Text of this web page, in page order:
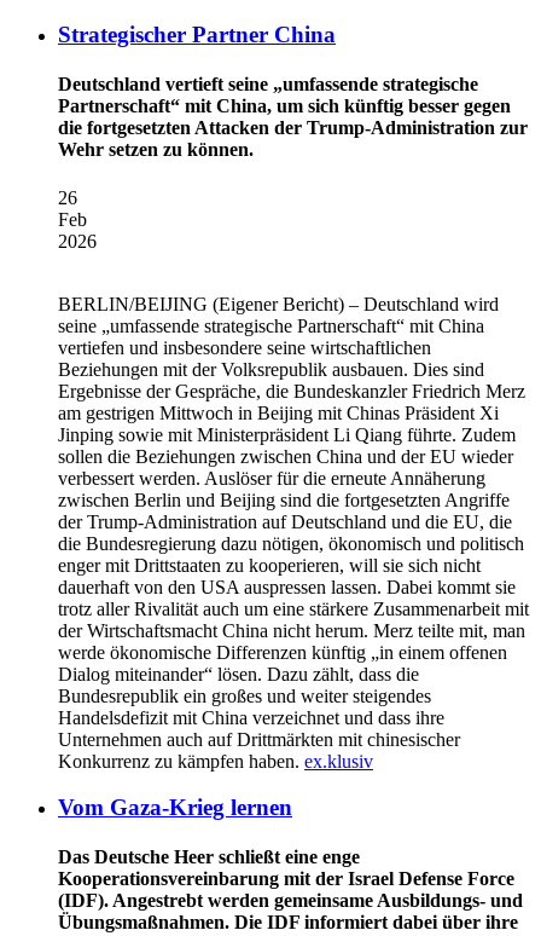
Strategischer Partner China
Deutschland vertieft seine „umfassende strategische
Partnerschaft“ mit China, um sich künftig besser gegen
die fortgesetzten Attacken der Trump-Administration zur
Wehr setzen zu können.
26
Feb
2026
BERLIN/BEIJING (Eigener Bericht) – Deutschland wird
seine „umfassende strategische Partnerschaft“ mit China
vertiefen und insbesondere seine wirtschaftlichen
Beziehungen mit der Volksrepublik ausbauen. Dies sind
Ergebnisse der Gespräche, die Bundeskanzler Friedrich Merz
am gestrigen Mittwoch in Beijing mit Chinas Präsident Xi
Jinping sowie mit Ministerpräsident Li Qiang führte. Zudem
sollen die Beziehungen zwischen China und der EU wieder
verbessert werden. Auslöser für die erneute Annäherung
zwischen Berlin und Beijing sind die fortgesetzten Angriffe
der Trump-Administration auf Deutschland und die EU, die
die Bundesregierung dazu nötigen, ökonomisch und politisch
enger mit Drittstaaten zu kooperieren, will sie sich nicht
dauerhaft von den USA auspressen lassen. Dabei kommt sie
trotz aller Rivalität auch um eine stärkere Zusammenarbeit mit
der Wirtschaftsmacht China nicht herum. Merz teilte mit, man
werde ökonomische Differenzen künftig „in einem offenen
Dialog miteinander“ lösen. Dazu zählt, dass die
Bundesrepublik ein großes und weiter steigendes
Handelsdefizit mit China verzeichnet und dass ihre
Unternehmen auch auf Drittmärkten mit chinesischer
Konkurrenz zu kämpfen haben. ex.klusiv
Vom Gaza-Krieg lernen
Das Deutsche Heer schließt eine enge
Kooperationsvereinbarung mit der Israel Defense Force
(IDF). Angestrebt werden gemeinsame Ausbildungs- und
Übungsmaßnahmen. Die IDF informiert dabei über ihre